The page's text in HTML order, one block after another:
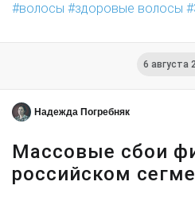
волосы
здоровые волосы
6 августа
Надежда Погребняк
Массовые сбои
российском